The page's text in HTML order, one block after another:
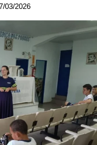
03/2026